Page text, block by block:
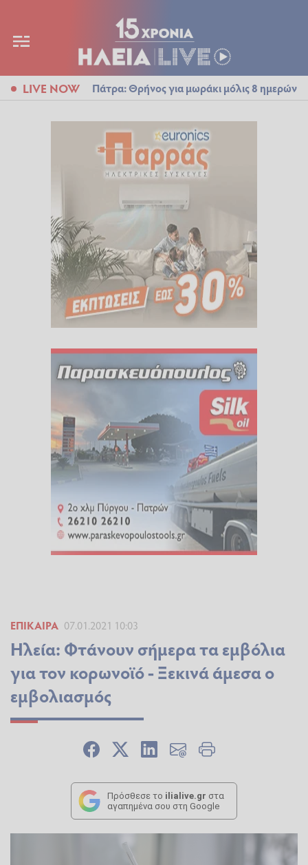
LIVE NOW Πάτρα: Θρήνος για μωράκι μόλις 8 ημερών
ΕΠΊΚΑΙΡΑ 07.01.2021 10:03
Ηλεία: Φτάνουν σήμερα τα εμβόλια
για τον κορωνοϊό - Ξεκινά άμεσα ο
εμβολιασμός
Πρόσθεσε το ilialive.gr στα
αγαπημένα σου στη Google